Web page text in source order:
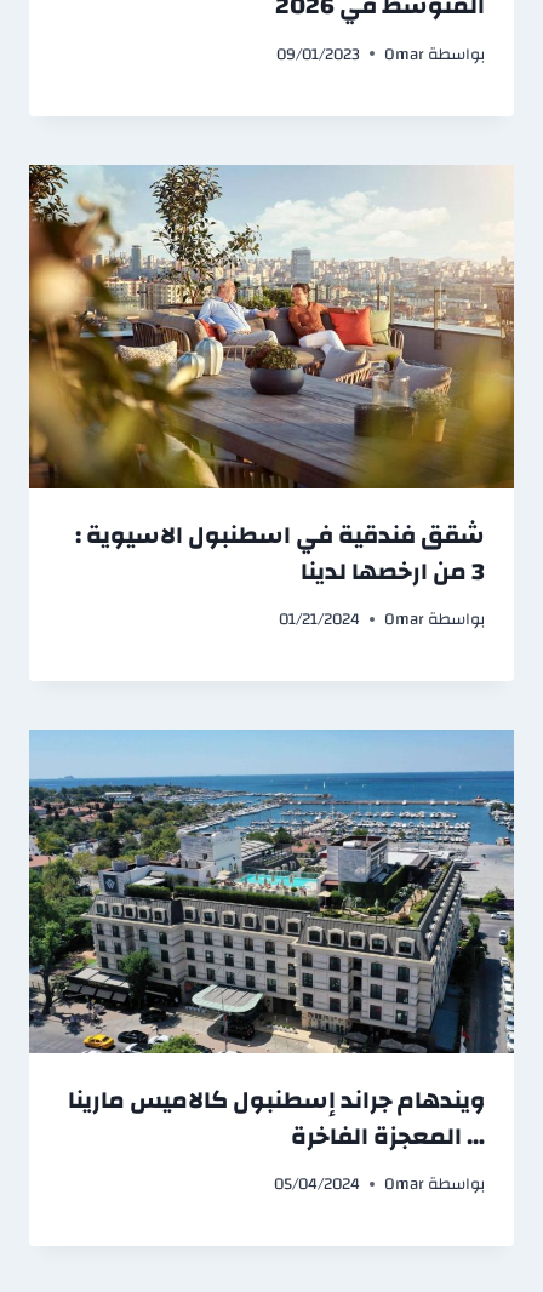
بواسطةOmar
09/01/2023
شقق فندقية في اسطنبول الاسيوية :
3 من ارخصها لدينا
بواسطةOmar
01/21/2024
ويندهام جراند إسطنبول كالاميس مارينا
… المعجزة الفاخرة
بواسطةOmar
05/04/2024